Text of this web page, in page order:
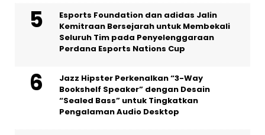
Esports Foundation dan adidas Jalin
Kemitraan Bersejarah untuk Membekali
Seluruh Tim pada Penyelenggaraan
Perdana Esports Nations Cup
Jazz Hipster Perkenalkan “3-Way
Bookshelf Speaker” dengan Desain
“Sealed Bass” untuk Tingkatkan
Pengalaman Audio Desktop